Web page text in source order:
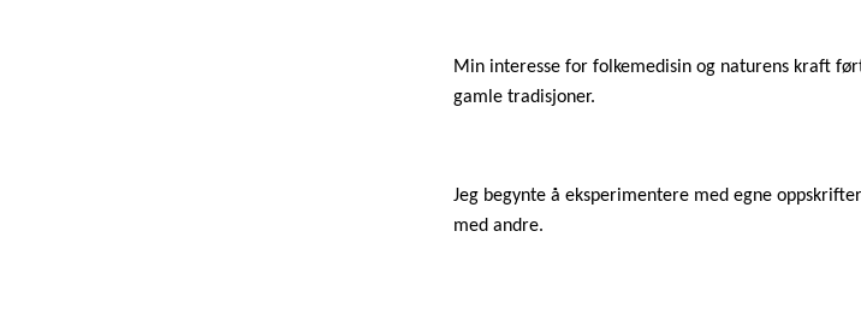
Min interesse for folkemedisin og naturens kraft
gamle tradisjoner.
Jeg begynte å eksperimentere med egne
med andre.